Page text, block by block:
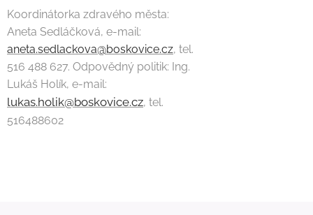
Koordinátorka zdravého města:
Aneta Sedláčková, e-mail:
aneta.sedlackova@boskovice.cz, tel.
516 488 627. Odpovědný politik: Ing.
Lukáš Holík, e-mail:
lukas.holik@boskovice.cz, tel.
516488602